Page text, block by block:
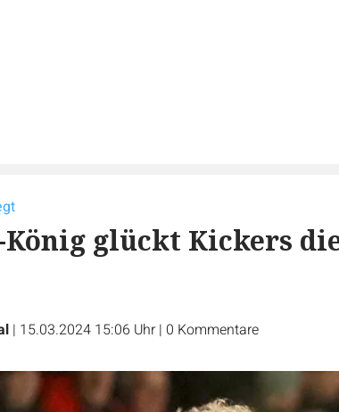
glückt Kickers
| 15.03.2024 15:06 Uhr | 0 Kommentare